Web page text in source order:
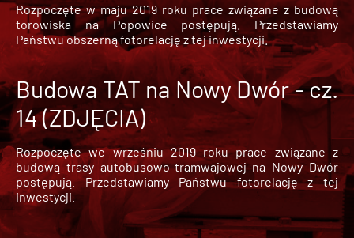
Rozpoczęte w maju 2019 roku prace związane z budową
torowiska na Popowice
postępują. Przedstawiamy
Państwu obszerną fotorelację z tej inwestycji.
Budowa TAT na Nowy Dwór - cz.
14 (ZDJĘCIA)
Rozpoczęte we wrześniu 2019 roku prace związane z
budową trasy autobusowo-tramwajowej na Nowy Dwór
postępują. Przedstawiamy Państwu fotorelację z tej
inwestycji.